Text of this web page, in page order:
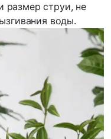
размер струи, не
воды.